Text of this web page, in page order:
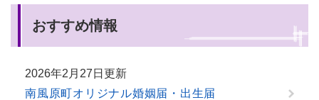
おすすめ情報
2026年2月27日更新
南風原町オリジナル婚姻届・出生届